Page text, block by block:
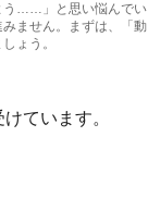
う……」と思い悩んでい
ません。まずは、「動
ょう。
ています。